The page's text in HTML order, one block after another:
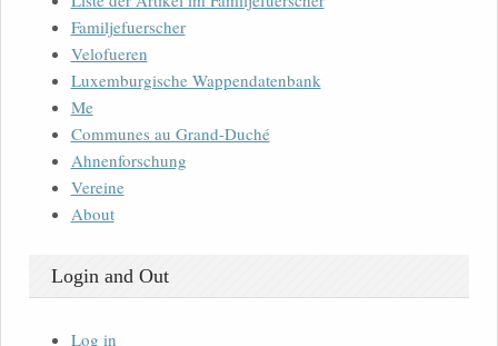
Familjefuerscher
Velofueren
Luxemburgische Wappendatenbank
Me
Communes au Grand-Duché
Ahnenforschung
Vereine
About
Login and Out
Log in